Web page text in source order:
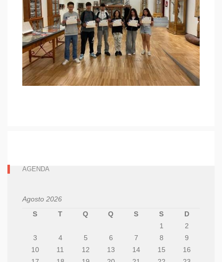
AGENDA
Agosto 2026
S
T Q Q S S
D
1
2
3
4 5 6 7 8
9
10
11 12 13 14 15
16